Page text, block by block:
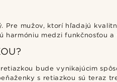
Pre mužov, ktorí hľadajú
medzi funkčnosťou a
bude vynikajúcim
s retiazkou sú teraz